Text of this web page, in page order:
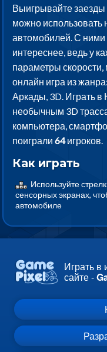
Выигрывайте заезды
можно
автомобилей. С ними
интереснее, ведь у
параметры
онлайн игра из
Аркады, 3D. Играть в
необычным 3D
компьютера,
поиграли64игроков.
Как играть
Используйте
сенсорных экранах,
автомобиле
Играть в
сайте -